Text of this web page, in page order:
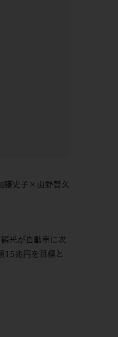
藤史子×山野智久
光が自動車に次
15兆円を目標と